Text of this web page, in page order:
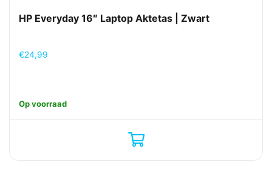
HP Everyday 16″ Laptop Aktetas | Zwart
€24,99
Op voorraad